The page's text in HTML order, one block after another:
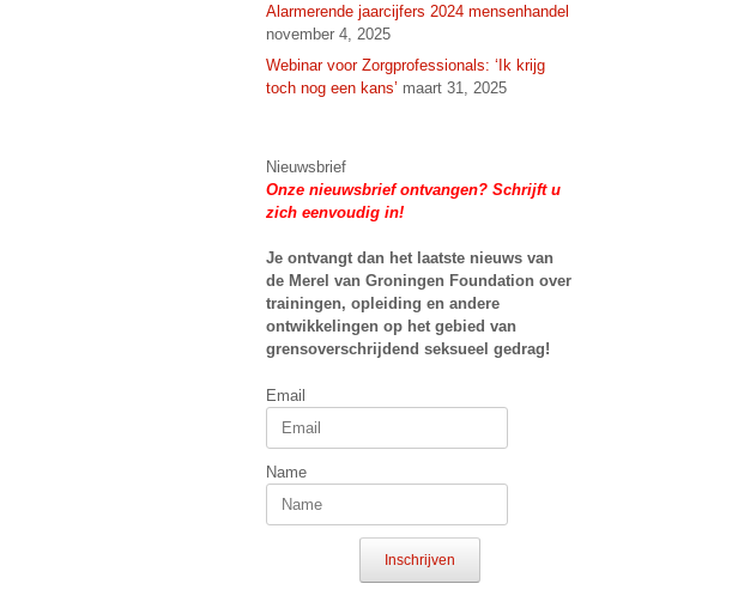
Alarmerende jaarcijfers 2024 mensenhandel
november 4, 2025
Webinar voor Zorgprofessionals: ‘Ik krijg
toch nog een kans’ maart 31, 2025
Nieuwsbrief
Onze nieuwsbrief ontvangen? Schrijft u
zich eenvoudig in!
Je ontvangt dan het laatste nieuws van
de Merel van Groningen Foundation over
trainingen, opleiding en andere
ontwikkelingen op het gebied van
grensoverschrijdend seksueel gedrag!
Email
Name
Inschrijven